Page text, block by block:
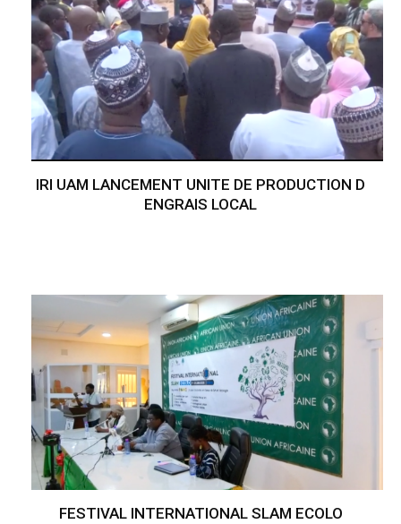
IRI UAM LANCEMENT UNITE DE PRODUCTION D
ENGRAIS LOCAL
FESTIVAL INTERNATIONAL SLAM ECOLO